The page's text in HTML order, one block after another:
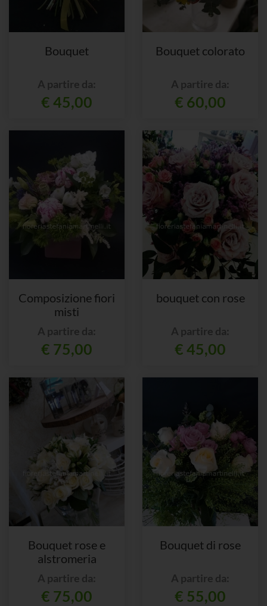
Bouquet
A partire da:
€ 45,00
Bouquet colorato
A partire da:
€ 60,00
Composizione fiori
misti
A partire da:
€ 75,00
bouquet con rose
A partire da:
€ 45,00
Bouquet rose e
alstromeria
A partire da:
€ 75,00
Bouquet di rose
A partire da:
€ 55,00